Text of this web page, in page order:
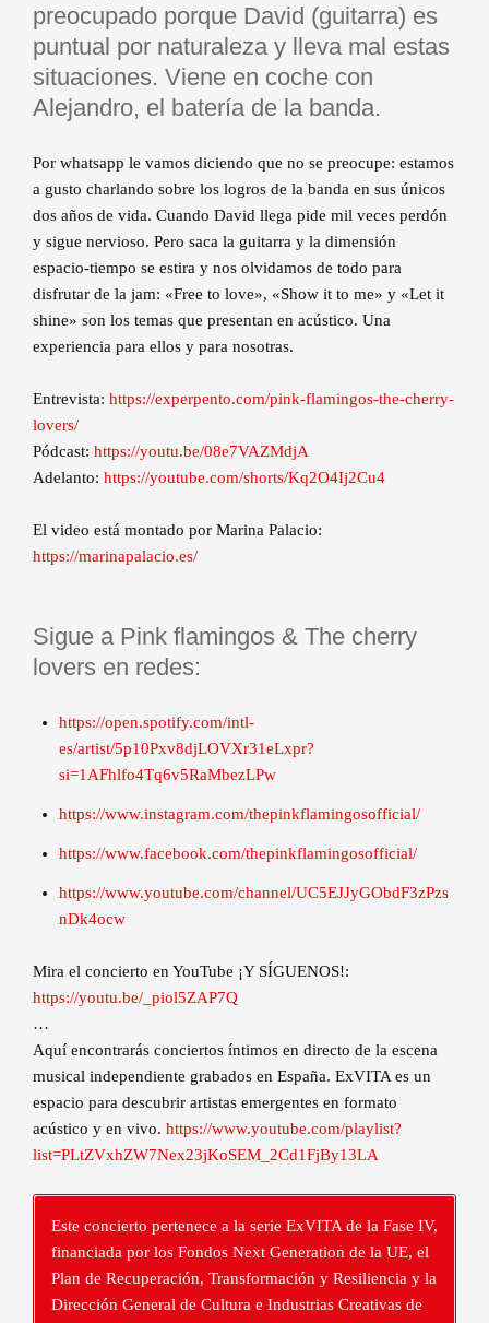
preocupado porque David (guitarra) es
puntual por naturaleza y lleva mal estas
situaciones. Viene en coche con
Alejandro, el batería de la banda.
Por whatsapp le vamos diciendo que no se preocupe: estamos
a gusto charlando sobre los logros de la banda en sus únicos
dos años de vida. Cuando David llega pide mil veces perdón
y sigue nervioso. Pero saca la guitarra y la dimensión
espacio-tiempo se estira y nos olvidamos de todo para
disfrutar de la jam: «Free to love», «Show it to me» y «Let it
shine» son los temas que presentan en acústico. Una
experiencia para ellos y para nosotras.
Entrevista: https://experpento.com/pink-flamingos-the-cherry-
lovers/
Pódcast: https://youtu.be/08e7VAZMdjA
Adelanto: https://youtube.com/shorts/Kq2O4Ij2Cu4
El video está montado por Marina Palacio:
https://marinapalacio.es/
Sigue a Pink flamingos & The cherry
lovers en redes:
https://open.spotify.com/intl-
es/artist/5p10Pxv8djLOVXr31eLxpr?
si=1AFhlfo4Tq6v5RaMbezLPw
https://www.instagram.com/thepinkflamingosofficial/
https://www.facebook.com/thepinkflamingosofficial/
https://www.youtube.com/channel/UC5EJJyGObdF3zPzs
nDk4ocw
Mira el concierto en YouTube ¡Y SÍGUENOS!:
https://youtu.be/_piol5ZAP7Q
…
Aquí encontrarás conciertos íntimos en directo de la escena
musical independiente grabados en España. ExVITA es un
espacio para descubrir artistas emergentes en formato
acústico y en vivo. https://www.youtube.com/playlist?
list=PLtZVxhZW7Nex23jKoSEM_2Cd1FjBy13LA
Este concierto pertenece a la serie ExVITA de la Fase IV,
financiada por los Fondos Next Generation de la UE, el
Plan de Recuperación, Transformación y Resiliencia y la
Dirección General de Cultura e Industrias Creativas de